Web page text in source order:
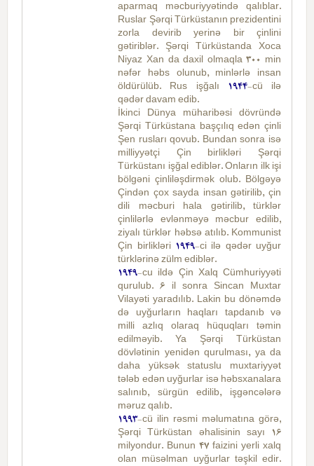
aparmaq məcburiyyətində qalıblar.
Ruslar Şərqi Türküstanın prezidentini
zorla devirib yerinə bir çinlini
gətiriblər. Şərqi Türküstanda Xoca
Niyaz Xan da daxil olmaqla 300 min
nəfər həbs olunub, minlərlə insan
öldürülüb. Rus işğalı 1944-cü ilə
qədər davam edib.
İkinci Dünya müharibəsi dövründə
Şərqi Türküstana başçılıq edən çinli
Şen rusları qovub. Bundan sonra isə
milliyyətçi Çin birlikləri Şərqi
Türküstanı işğal ediblər. Onların ilk işi
bölgəni çinliləşdirmək olub. Bölgəyə
Çindən çox sayda insan gətirilib, çin
dili məcburi hala gətirilib, türklər
çinlilərlə evlənməyə məcbur edilib,
ziyalı türklər həbsə atılıb. Kommunist
Çin birlikləri 1949-ci ilə qədər uyğur
türklərinə zülm ediblər.
1949-cu ildə Çin Xalq Cümhuriyyəti
qurulub. 6 il sonra Sincan Muxtar
Vilayəti yaradılıb. Lakin bu dönəmdə
də uyğurların haqları tapdanıb və
milli azlıq olaraq hüquqları təmin
edilməyib. Ya Şərqi Türküstan
dövlətinin yenidən qurulması, ya da
daha yüksək statuslu muxtariyyət
tələb edən uyğurlar isə həbsxanalara
salınıb, sürgün edilib, işgəncələrə
məruz qalıb.
1993-cü ilin rəsmi məlumatına görə,
Şərqi Türküstan əhalisinin sayı 16
milyondur. Bunun 47 faizini yerli xalq
olan müsəlman uyğurlar təşkil edir.